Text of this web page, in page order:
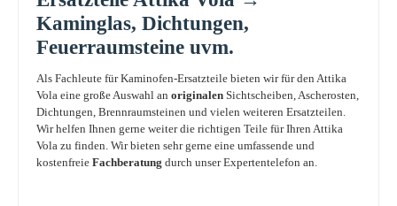
Kaminglas, Dichtungen,
Feuerraumsteine uvm.
Als Fachleute für Kaminofen-Ersatzteile bieten wir für den Attika
Vola eine große Auswahl an originalen Sichtscheiben, Ascherosten,
Dichtungen, Brennraumsteinen und vielen weiteren Ersatzteilen.
Wir helfen Ihnen gerne weiter die richtigen Teile für Ihren Attika
Vola zu finden. Wir bieten sehr gerne eine umfassende und
kostenfreie Fachberatung durch unser Expertentelefon an.